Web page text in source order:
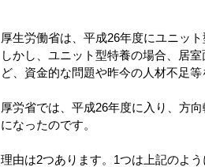
厚生労働省は、平成26年度にユニッ
しかし、ユニット型特養の場合、居
ど、資金的な問題や昨今の人材不足
厚労省では、平成26年度に入り、方
になったのです。
理由は2つあります。1つは上記のよ